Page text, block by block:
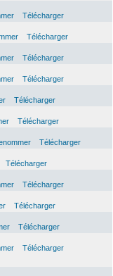
Télécharger
Télécharger
Télécharger
Télécharger
Télécharger
Télécharger
Télécharger
Télécharger
Télécharger
Télécharger
Télécharger
Télécharger